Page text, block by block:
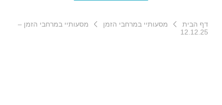
דף הבית מסעותיי במרחבי הזמן
מסעותיי במרחבי הזמן –
12.12.25